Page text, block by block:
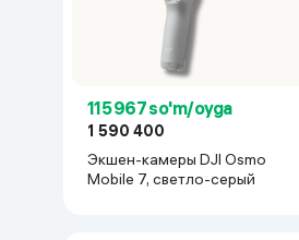
115 967 so'm/oyga
1 590 400
Экшен-камеры DJI Osmo
Mobile 7, светло-серый